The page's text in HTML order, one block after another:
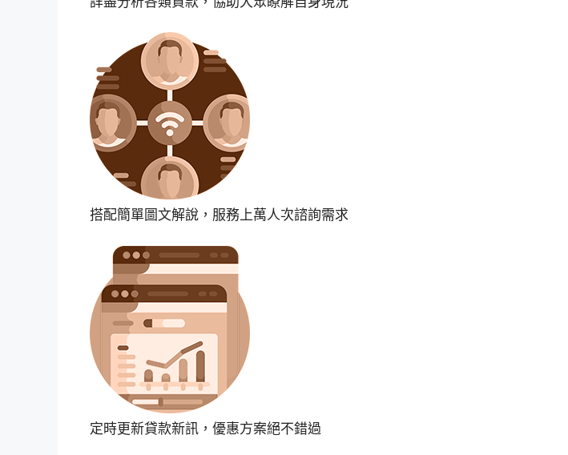
搭配簡單圖文解說，服務上萬人次諮詢需求
定時更新貸款新訊，優惠方案絕不錯過